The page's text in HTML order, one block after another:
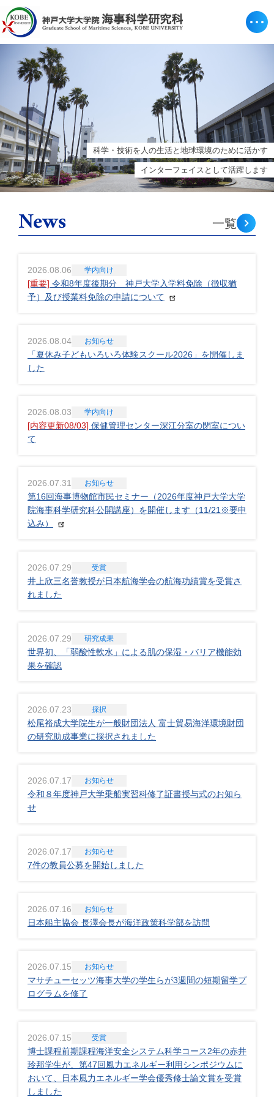
科学・技術を人の生活と地球環境のために活かす
インターフェイスとして活躍します
News 一覧
2026.08.06 学内向け
[重要] 令和8年度後期分 神戸大学入学料免除（徴収猶
予）及び授業料免除の申請について
2026.08.04 お知らせ
「夏休み子どもいろいろ体験スクール2026」を開催しま
した
2026.08.03 学内向け
[内容更新08/03] 保健管理センター深江分室の閉室につい
て
2026.07.31 お知らせ
第16回海事博物館市民セミナー（2026年度神戸大学大学
院海事科学研究科公開講座）を開催します（11/21※要申
込み）
2026.07.29 受賞
井上欣三名誉教授が日本航海学会の航海功績賞を受賞さ
れました
2026.07.29 研究成果
世界初、「弱酸性軟水」による肌の保湿・バリア機能効
果を確認
2026.07.23 採択
松尾裕成大学院生が一般財団法人 富士貿易海洋環境財団
の研究助成事業に採択されました
2026.07.17 お知らせ
令和８年度神戸大学乗船実習科修了証書授与式のお知ら
せ
2026.07.17 お知らせ
7件の教員公募を開始しました
2026.07.16 お知らせ
日本船主協会 長澤会長が海洋政策科学部を訪問
2026.07.15 お知らせ
マサチューセッツ海事大学の学生らが3週間の短期留学プ
ログラムを修了
2026.07.15 受賞
博士課程前期課程海洋安全システム科学コース2年の赤井
玲那学生が、第47回風力エネルギー利用シンポジウムに
おいて、日本風力エネルギー学会優秀修士論文賞を受賞
しました